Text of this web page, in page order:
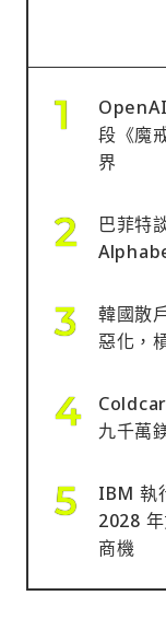
段《魔
界
巴菲特
韓國散
惡化，
九千萬
IBM 執
2028
商機